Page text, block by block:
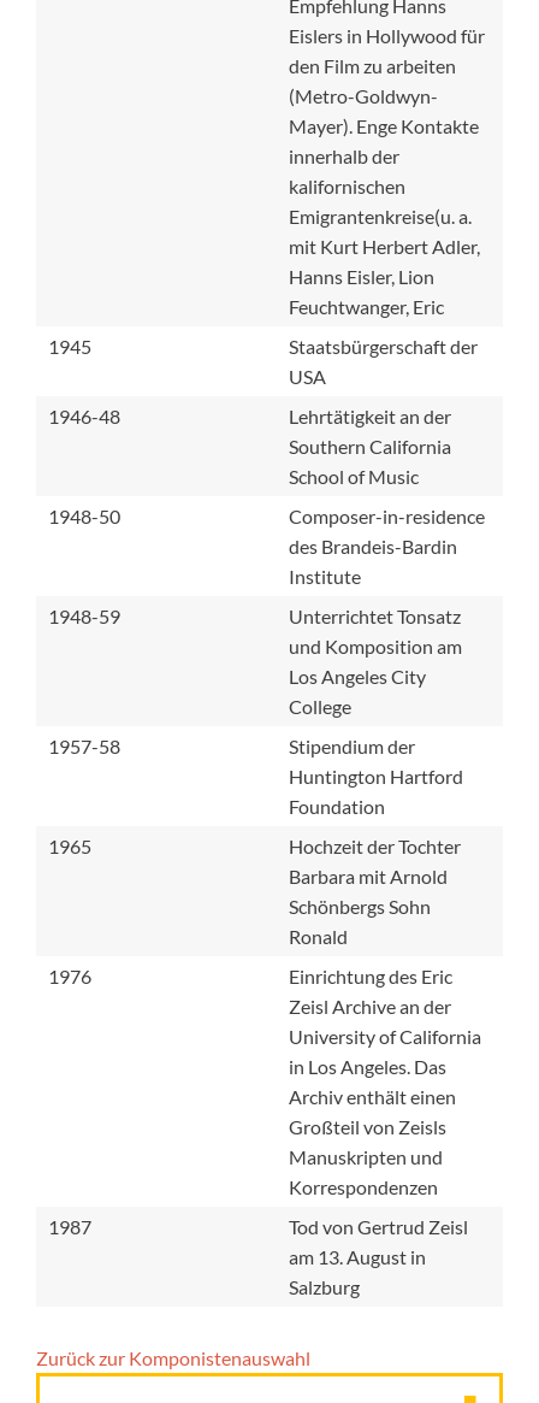
Empfehlung Hanns
Eislers in Hollywood für
den Film zu arbeiten
(Metro-Goldwyn-
Mayer). Enge Kontakte
innerhalb der
kalifornischen
Emigrantenkreise(u. a.
mit Kurt Herbert Adler,
Hanns Eisler, Lion
Feuchtwanger, Eric
1945
Staatsbürgerschaft der
USA
1946-48
Lehrtätigkeit an der
Southern California
School of Music
1948-50
Composer-in-residence
des Brandeis-Bardin
Institute
1948-59
Unterrichtet Tonsatz
und Komposition am
Los Angeles City
College
1957-58
Stipendium der
Huntington Hartford
Foundation
1965
Hochzeit der Tochter
Barbara mit Arnold
Schönbergs Sohn
Ronald
1976
Einrichtung des Eric
Zeisl Archive an der
University of California
in Los Angeles. Das
Archiv enthält einen
Großteil von Zeisls
Manuskripten und
Korrespondenzen
1987
Tod von Gertrud Zeisl
am 13. August in
Salzburg
Zurück zur Komponisten­auswahl